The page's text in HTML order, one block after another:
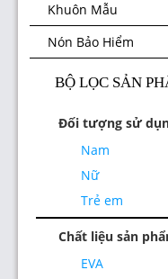
Khuôn Mẫu
Nón Bảo Hiểm
BỘ LỌC SẢN
Đối tượng sử
Nam
Nữ
Trẻ em
Chất liệu sản
EVA